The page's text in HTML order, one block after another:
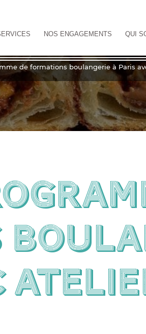
NOS ENGAGEMENTS QUI
de formations boulangerie à Paris